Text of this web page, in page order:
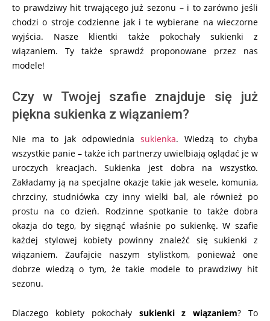
to prawdziwy hit trwającego już sezonu – i to zarówno jeśli
chodzi o stroje codzienne jak i te wybierane na wieczorne
wyjścia. Nasze klientki także pokochały sukienki z
wiązaniem. Ty także sprawdź proponowane przez nas
modele!
Czy w Twojej szafie znajduje się już
piękna sukienka z wiązaniem?
Nie ma to jak odpowiednia sukienka. Wiedzą to chyba
wszystkie panie – także ich partnerzy uwielbiają oglądać je w
uroczych kreacjach. Sukienka jest dobra na wszystko.
Zakładamy ją na specjalne okazje takie jak wesele, komunia,
chrzciny, studniówka czy inny wielki bal, ale również po
prostu na co dzień. Rodzinne spotkanie to także dobra
okazja do tego, by sięgnąć właśnie po sukienkę. W szafie
każdej stylowej kobiety powinny znaleźć się sukienki z
wiązaniem. Zaufajcie naszym stylistkom, ponieważ one
dobrze wiedzą o tym, że takie modele to prawdziwy hit
sezonu.
Dlaczego kobiety pokochały sukienki z wiązaniem? To